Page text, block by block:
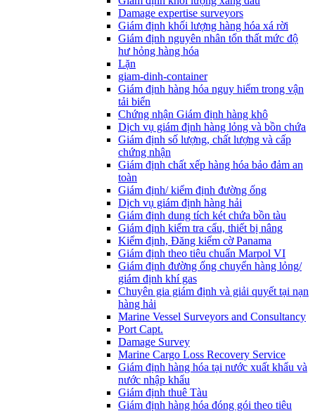
Damage expertise surveyors
Giám định khối lượng hàng hóa xá rời
Giám định nguyên nhân tổn thất mức độ
hư hỏng hàng hóa
Lặn
giam-dinh-container
Giám định hàng hóa nguy hiểm trong vận
tải biển
Chứng nhận Giám định hàng khô
Dịch vụ giám định hàng lỏng và bồn chứa
Giám định số lượng, chất lượng và cấp
chứng nhận
Giám định chất xếp hàng hóa bảo đảm an
toàn
Giám định/ kiểm định đường ống
Dịch vụ giám định hàng hải
Giám định dung tích két chứa bồn tàu
Giám định kiểm tra cẩu, thiết bị nâng
Kiểm định, Đăng kiểm cờ Panama
Giám định theo tiêu chuẩn Marpol VI
Giám định đường ống chuyển hàng lỏng/
giám định khí gas
Chuyên gia giám định và giải quyết tại nạn
hàng hải
Marine Vessel Surveyors and Consultancy
Port Capt.
Damage Survey
Marine Cargo Loss Recovery Service
Giám định hàng hóa tại nước xuất khẩu và
nước nhập khẩu
Giám định thuê Tàu
Giám định hàng hóa đóng gói theo tiêu